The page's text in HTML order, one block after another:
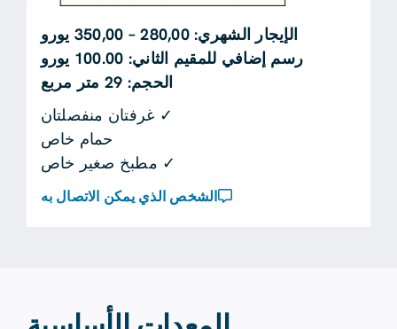
الإيجار الشهري: 280,00 – 350,00 يورو
رسم إضافي للمقيم الثاني: 100.00 يورو
الحجم: 29 متر مربع
✓ غرفتان منفصلتان
حمام خاص
✓ مطبخ صغير خاص
الشخص الذي يمكن الاتصال به